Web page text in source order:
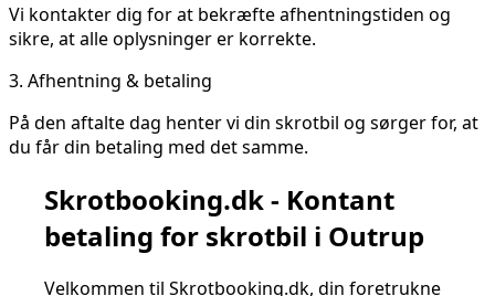
Vi kontakter dig for at bekræfte afhentningstiden og
sikre, at alle oplysninger er korrekte.
3. Afhentning & betaling
På den aftalte dag henter vi din skrotbil og sørger for, at
du får din betaling med det samme.
Skrotbooking.dk - Kontant
betaling for skrotbil i Outrup
Velkommen til Skrotbooking.dk, din foretrukne